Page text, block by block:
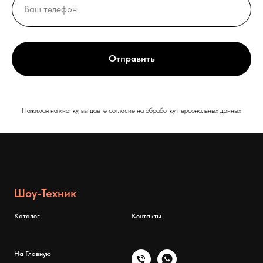
Отправить
Нажимая на кнопку, вы даете согласие на обработку персональных данных
Шоу-Техник
Каталог Контакты
На Главную